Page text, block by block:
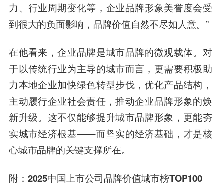
力、行业周期变化等，企业品牌形象美誉度会受
到很大的负面影响，品牌价值自然不尽如人意。”
在他看来，企业品牌是城市品牌的微观载体。对
于以传统行业为主导的城市而言，更需要积极助
力本地企业加快绿色转型步伐，优化产品结构，
主动履行企业社会责任，推动企业品牌形象的焕
新升级。这不仅能够提升城市品牌形象，更能夯
实城市经济根基——而坚实的经济基础，才是核
心城市品牌的关键支撑所在。
附：2025中国上市公司品牌价值城市榜TOP100